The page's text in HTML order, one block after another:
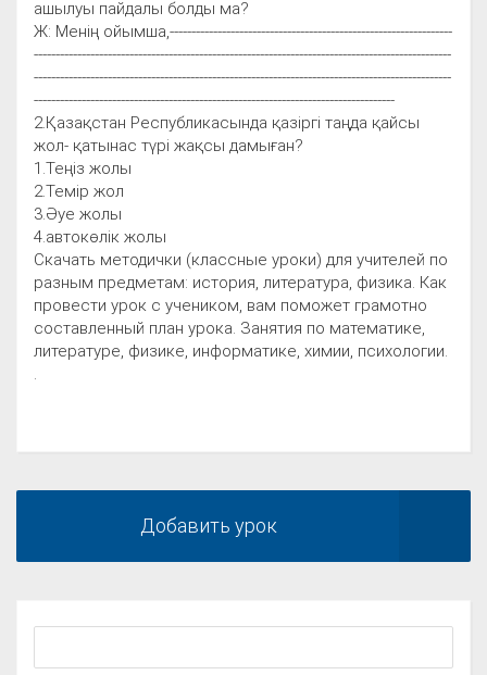
ашылуы пайдалы болды ма?
Ж: Менің ойымша,-----------------------------------------------------------------
------------------------------------------------------------------------------------------------
------------------------------------------------------------------------------------------------
-----------------------------------------------------------------------------------
2.Қазақстан Республикасында қазіргі таңда қайсы
жол- қатынас түрі жақсы дамыған?
1.Теңіз жолы
2.Темір жол
3.Әуе жолы
4.автокөлік жолы
Скачать методички (классные уроки) для учителей по
разным предметам: история, литература, физика. Как
провести урок с учеником, вам поможет грамотно
составленный план урока. Занятия по математике,
литературе, физике, информатике, химии, психологии.
Добавить урок